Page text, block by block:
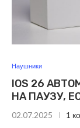
Наушники
IOS 26
НА ПАУЗУ,
02.07.2025 1